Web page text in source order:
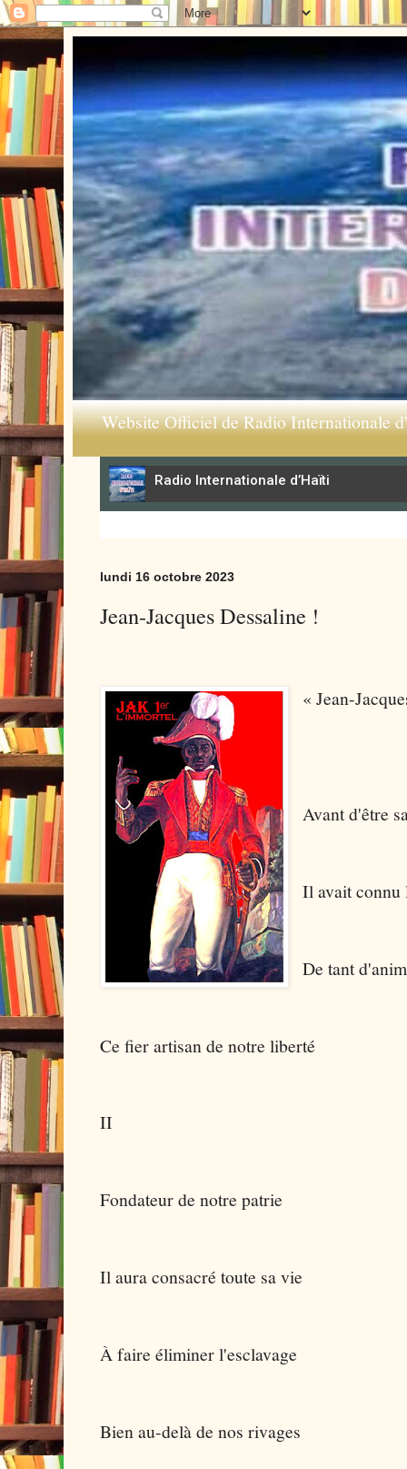
Website Officiel de Radio Internationale
lundi 16 octobre 2023
Jean-Jacques Dessaline !
« Jean-
Avant d'être
Il avait
De tant
Ce fier artisan de notre liberté
II
Fondateur de notre patrie
Il aura consacré toute sa vie
À faire éliminer l'esclavage
Bien au-delà de nos rivages